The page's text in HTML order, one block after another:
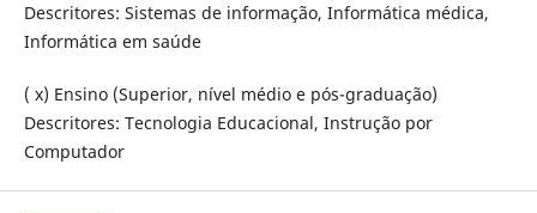
Descritores: Sistemas de informação, Informática médica,
Informática em saúde
( x) Ensino (Superior, nível médio e pós-graduação)
Descritores: Tecnologia Educacional, Instrução por
Computador